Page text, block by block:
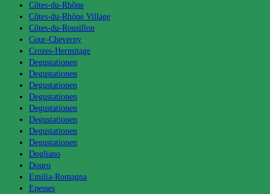
Côtes-du-Rhône
Côtes-du-Rhône Village
Côtes-du-Rousillon
Cour-Cheverny
Crozes-Hermitage
Degustationen
Degustationen
Degustationen
Degustationen
Degustationen
Degustationen
Degustationen
Degustationen
Dogliano
Douro
Emilia-Romagna
Epesses